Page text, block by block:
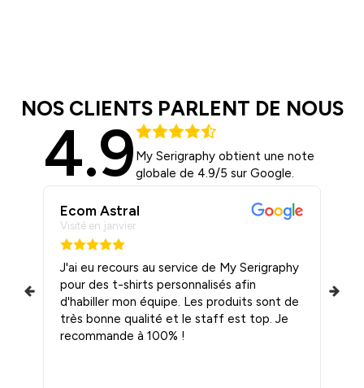
NOS CLIENTS PARLENT DE NOUS
4.9 My Serigraphy obtient une note
globale de 4.9/5 sur Google.
Ecom Astral
Visité en janvier
J'ai eu recours au service de My Serigraphy
pour des t-shirts personnalisés afin
d'habiller mon équipe. Les produits sont de
très bonne qualité et le staff est top. Je
recommande à 100% !